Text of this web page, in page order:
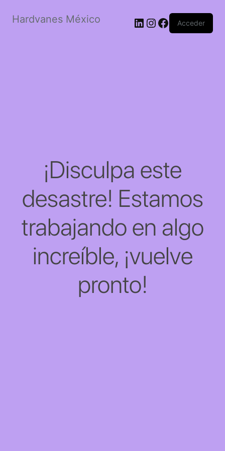
Hardvanes México LinkedIn
Instagram
Facebook
Acceder
¡Disculpa este
desastre! Estamos
trabajando en algo
increíble, ¡vuelve
pronto!